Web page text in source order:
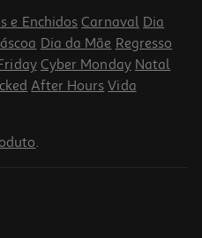
e Enchidos Carnaval Dia
Dia da Mãe Regresso
Cyber Monday Natal
After Hours Vida
.